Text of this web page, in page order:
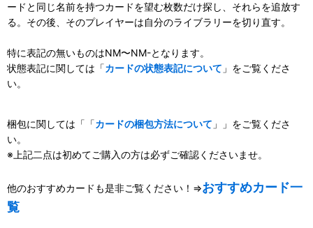
ードと同じ名前を持つカードを望む枚数だけ探し、それらを追放す
る。その後、そのプレイヤーは自分のライブラリーを切り直す。
特に表記の無いものはNM〜NM-となります。
状態表記に関しては「カードの状態表記について 」をご覧くださ
い。
梱包に関しては「「カードの梱包方法について 」」をご覧くださ
い。
※上記二点は初めてご購入の方は必ずご確認くださいませ。
他のおすすめカードも是非ご覧ください！⇒おすすめカード一
覧